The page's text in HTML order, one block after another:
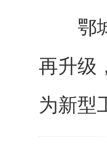
鄂
再升级
为新型